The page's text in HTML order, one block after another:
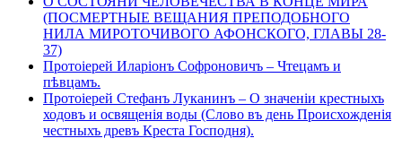
(ПОСМЕРТНЫЕ ВЕЩАНИЯ ПРЕПОДОБНОГО
НИЛА МИРОТОЧИВОГО АФОНСКОГО, ГЛАВЫ 28-
37)
Протоіерей Иларіонъ Софроновичъ – Чтецамъ и
пѣвцамъ.
Протоіерей Стефанъ Луканинъ – О значеніи крестныхъ
ходовъ и освященія воды (Слово въ день Происхожденія
честныхъ древъ Креста Господня).